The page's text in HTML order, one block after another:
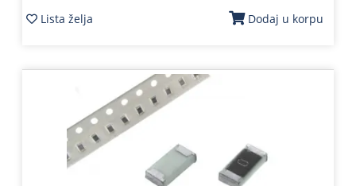
Lista želja
Dodaj u korpu